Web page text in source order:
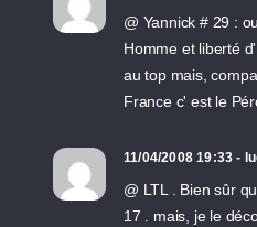
@ Yannick # 29 :
Homme et liberté
au top mais,
France c' est le
11/04/2008 19:33 -
@ LTL . Bien sûr
17 . mais, je le